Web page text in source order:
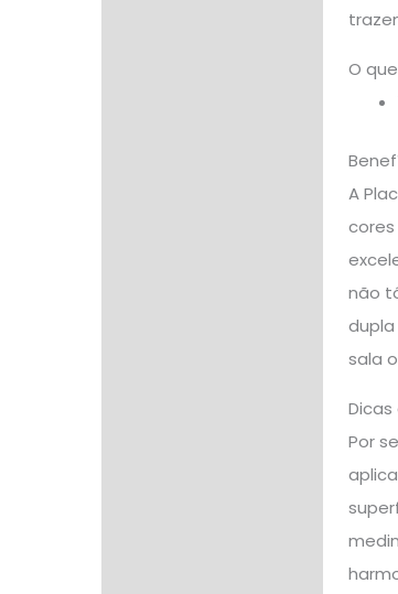
O
A
não
sala
Por